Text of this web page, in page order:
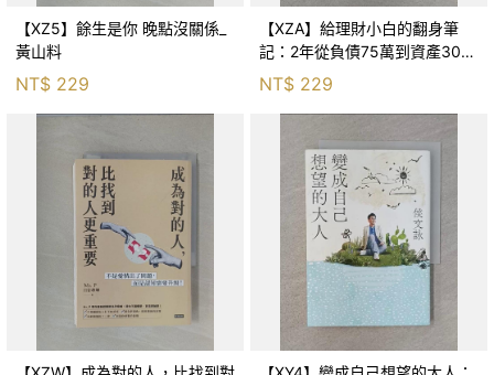
【XZ5】餘生是你 晚點沒關係_
黃山料
NT$ 229
【XZA】給理財小白的翻身筆
記：2年從負債75萬到資產300
萬，ETF讓我走在財務自由路上_
鐵蛋
NT$ 229